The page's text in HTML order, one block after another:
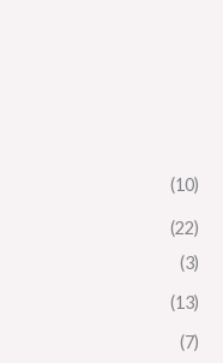
(10)
(22)
(3)
(13)
(7)